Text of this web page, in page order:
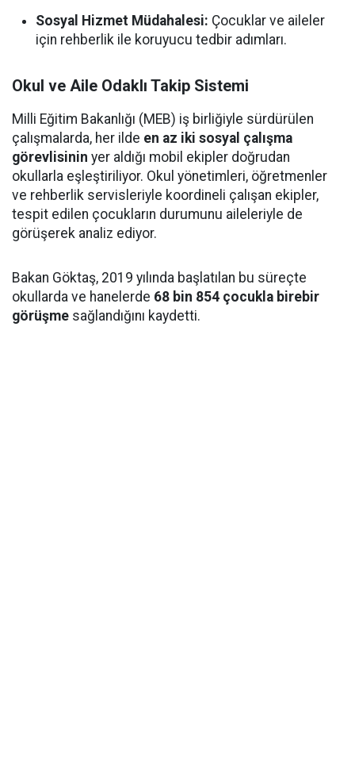
Sosyal Hizmet Müdahalesi: Çocuklar ve aileler
için rehberlik ile koruyucu tedbir adımları.
Okul ve Aile Odaklı Takip Sistemi
Milli Eğitim Bakanlığı (MEB) iş birliğiyle sürdürülen
çalışmalarda, her ilde en az iki sosyal çalışma
görevlisinin yer aldığı mobil ekipler doğrudan
okullarla eşleştiriliyor. Okul yönetimleri, öğretmenler
ve rehberlik servisleriyle koordineli çalışan ekipler,
tespit edilen çocukların durumunu aileleriyle de
görüşerek analiz ediyor.
Bakan Göktaş, 2019 yılında başlatılan bu süreçte
okullarda ve hanelerde 68 bin 854 çocukla birebir
görüşme sağlandığını kaydetti.